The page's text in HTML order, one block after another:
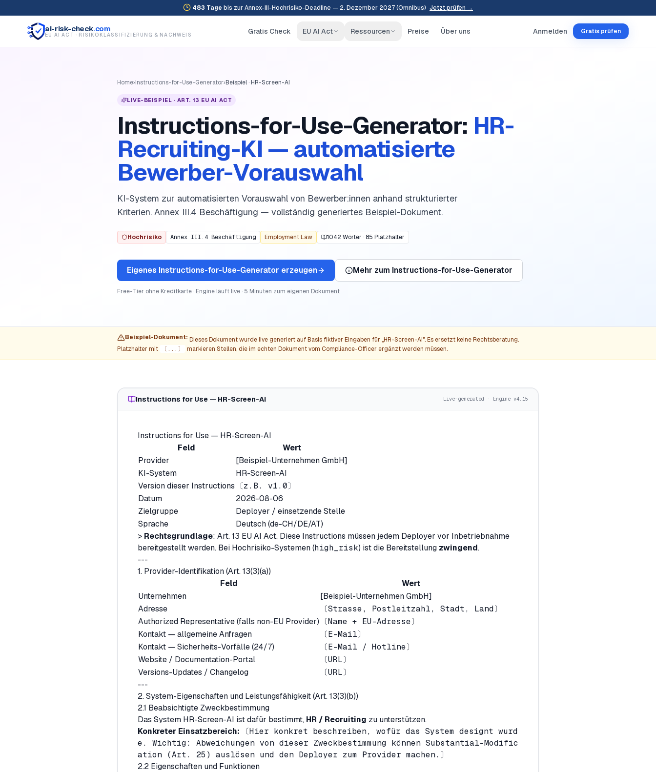
483 Tage bis zur Annex-III-Hochrisiko-Deadline — 2. Dezember 2027 (Omnibus) Jetzt prüfen →
ai-risk-check.com
EU AI ACT · RISIKOKLASSIFIZIERUNG & NACHWEIS Gratis Check EU AI Act Ressourcen Preise Über uns Anmelden Gratis prüfen
Home›Instructions-for-Use-Generator›Beispiel ·HR-Screen-AI
LIVE-BEISPIEL · ART. 13 EU AI ACT
Instructions-for-Use-Generator: HR-
Recruiting-KI — automatisierte
Bewerber-Vorauswahl
KI-System zur automatisierten Vorauswahl von Bewerber:innen anhand strukturierter
Kriterien. Annex III.4 Beschäftigung — vollständig generiertes Beispiel-Dokument.
Hochrisiko Annex III.4 Beschäftigung Employment Law 1042 Wörter · 85 Platzhalter
Eigenes Instructions-for-Use-Generator erzeugen Mehr zum Instructions-for-Use-Generator
Free-Tier ohne Kreditkarte · Engine läuft live · 5 Minuten zum eigenen Dokument
Beispiel-Dokument: Dieses Dokument wurde live generiert auf Basis fiktiver Eingaben für „HR-Screen-AI". Es ersetzt keine Rechtsberatung.
Platzhalter mit
〔...〕 markieren Stellen, die im echten Dokument vom Compliance-Officer ergänzt werden müssen.
Instructions for Use — HR-Screen-AI Live-generated · Engine v4.15
Instructions for Use — HR-Screen-AI
Feld
Wert
Provider
[Beispiel-Unternehmen GmbH]
KI-System
HR-Screen-AI
Version dieser Instructions
〔z.B. v1.0〕
Datum
2026-08-06
Zielgruppe
Deployer / einsetzende Stelle
Sprache
Deutsch (de-CH/DE/AT)
> Rechtsgrundlage: Art. 13 EU AI Act. Diese Instructions müssen jedem Deployer vor Inbetriebnahme
bereitgestellt werden. Bei Hochrisiko-Systemen (high_risk) ist die Bereitstellung zwingend.
---
1. Provider-Identifikation (Art. 13(3)(a))
Feld
Wert
Unternehmen
[Beispiel-Unternehmen GmbH]
Adresse
〔Strasse, Postleitzahl, Stadt, Land〕
Authorized Representative (falls non-EU Provider)
〔Name + EU-Adresse〕
Kontakt — allgemeine Anfragen
〔E-Mail〕
Kontakt — Sicherheits-Vorfälle (24/7)
〔E-Mail / Hotline〕
Website / Documentation-Portal
〔URL〕
Versions-Updates / Changelog
〔URL〕
---
2. System-Eigenschaften und Leistungsfähigkeit (Art. 13(3)(b))
2.1 Beabsichtigte Zweckbestimmung
Das System HR-Screen-AI ist dafür bestimmt, HR / Recruiting zu unterstützen.
Konkreter Einsatzbereich:
〔Hier konkret beschreiben, wofür das System designt wurd
e. Wichtig: Abweichungen von dieser Zweckbestimmung können Substantial-Modific
ation (Art. 25) auslösen und den Deployer zum Provider machen.〕
2.2 Eigenschaften und Funktionen